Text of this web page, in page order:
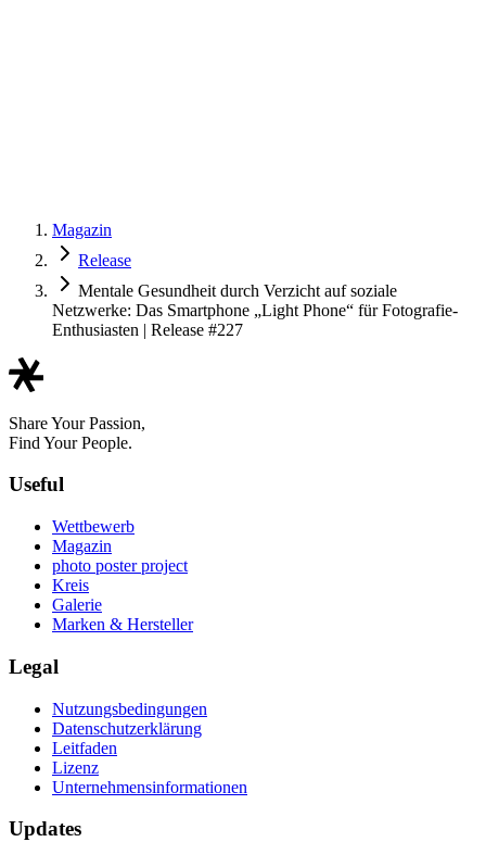
Magazin
Release
Mentale Gesundheit durch Verzicht auf soziale
Netzwerke: Das Smartphone „Light Phone“ für Fotografie-
Enthusiasten | Release #227
Share Your Passion,
Find Your People.
Useful
Wettbewerb
Magazin
photo poster project
Kreis
Galerie
Marken & Hersteller
Legal
Nutzungsbedingungen
Datenschutzerklärung
Leitfaden
Lizenz
Unternehmensinformationen
Updates